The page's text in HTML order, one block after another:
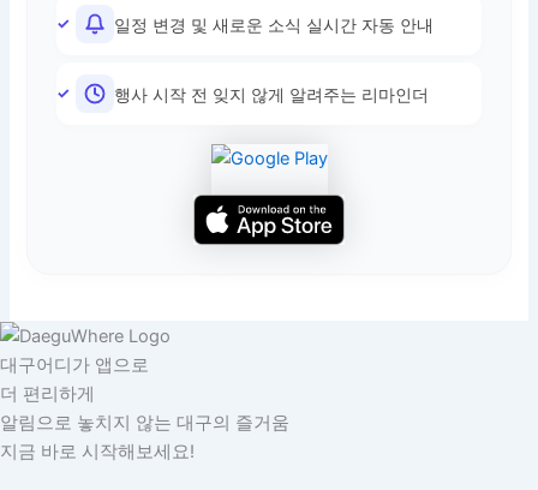
일정 변경 및 새로운 소식 실시간 자동 안내
행사 시작 전 잊지 않게 알려주는 리마인더
대구어디가 앱으로
더 편리하게
알림으로 놓치지 않는 대구의 즐거움
지금 바로 시작해보세요!